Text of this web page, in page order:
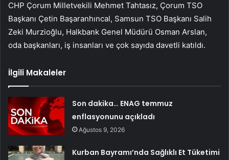
CHP Çorum Milletvekili Mehmet Tahtasız, Çorum TSO
Başkanı Çetin Başaranhıncal, Samsun TSO Başkanı Salih
Zeki Murzioğlu, Halkbank Genel Müdürü Osman Arslan,
oda başkanları, iş insanları ve çok sayıda davetli katıldı.
İlgili Makaleler
Son dakika… ENAG temmuz
enflasyonunu açıkladı
Ağustos 9, 2026
Kurban Bayramı’nda Sağlıklı Et Tüketimi